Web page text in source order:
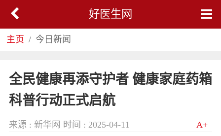
好医生网
主页 今日新闻
全民健康再添守护者 健康家庭药箱
科普行动正式启航
来源 : 新华网 时间 : 2025-04-11 A+